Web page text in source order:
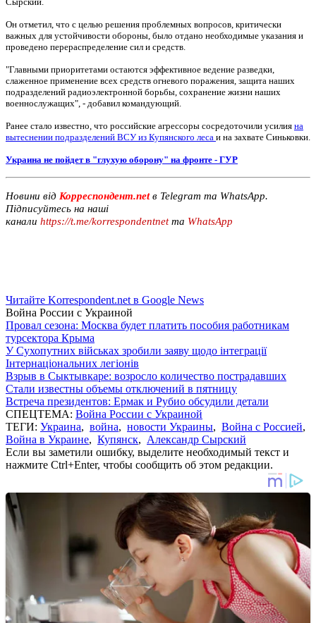
Он отметил, что с целью решения проблемных вопросов, критически
важных для устойчивости обороны, было отдано необходимые указания и
проведено перераспределение сил и средств.
"Главными приоритетами остаются эффективное ведение разведки,
слаженное применение всех средств огневого поражения, защита наших
подразделений радиоэлектронной борьбы, сохранение жизни наших
военнослужащих", - добавил командующий.
Ранее стало известно, что российские агрессоры сосредоточили усилия на
вытеснении подразделений ВСУ из Купянского леса и на захвате Синьковки.
Украина не пойдет в "глухую оборону" на фронте - ГУР
Новини від Корреспондент.netв Telegram та WhatsApp.
Підписуйтесь на наші
канали https://t.me/korrespondentnetта WhatsApp
Читайте Korrespondent.net в Google News
Война России с Украиной
Провал сезона: Москва будет платить пособия работникам
турсектора Крыма
У Сухопутних військах зробили заяву щодо інтеграції
Інтернаціональних легіонів
Взрыв в Сыктывкаре: возросло количество пострадавших
Стали известны объемы отключений в пятницу
Встреча президентов: Ермак и Рубио обсудили детали
СПЕЦТЕМА: Война России с Украиной
ТЕГИ: Украина, война, новости Украины, Война с Россией,
Война в Украине, Купянск, Александр Сырский
Если вы заметили ошибку, выделите необходимый текст и
нажмите Ctrl+Enter, чтобы сообщить об этом редакции.